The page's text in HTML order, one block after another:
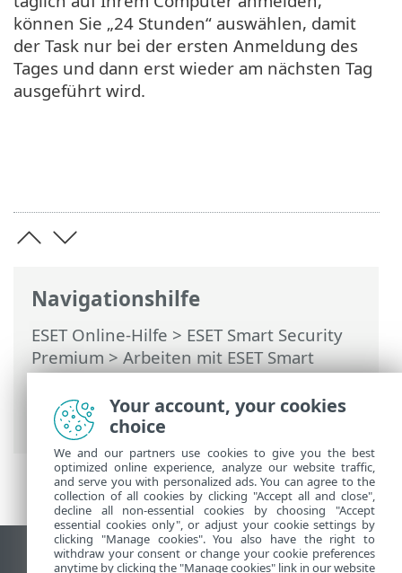
Navigationshilfe
ESET Online-Hilfe > ESET Smart Security
Premium>Arbeiten mit ESET Smart
Security Premium>Tools>Taskplaner>
Dialogfenster – Taskplaner > Task-
Zeitplanung – Bei Ereignis
können Sie „24 Stunden“ auswählen, damit
der Task nur bei der ersten Anmeldung des
Tages und dann erst wieder am nächsten Tag
ausgeführt wird.
Desktop-Site anzeigen
Your account, your cookies
choice
We and our partners use cookies to give you the best
optimized online experience, analyze our website traffic,
and serve you with personalized ads. You can agree to the
collection of all cookies by clicking "Accept all and close",
decline all non-essential cookies by choosing "Accept
essential cookies only", or adjust your cookie settings by
clicking "Manage cookies". You also have the right to
withdraw your consent or change your cookie preferences
anytime by clicking the "Manage cookies" link in our website